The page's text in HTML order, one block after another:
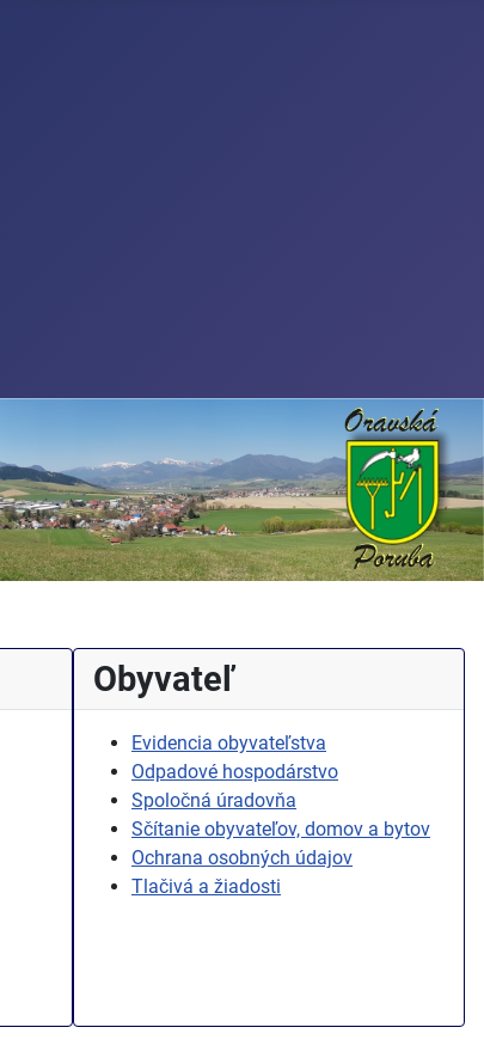
Obyvateľ
Evidencia obyvateľstva
Odpadové hospodárstvo
Spoločná úradovňa
Sčítanie obyvateľov, domov a bytov
Ochrana osobných údajov
Tlačivá a žiadosti